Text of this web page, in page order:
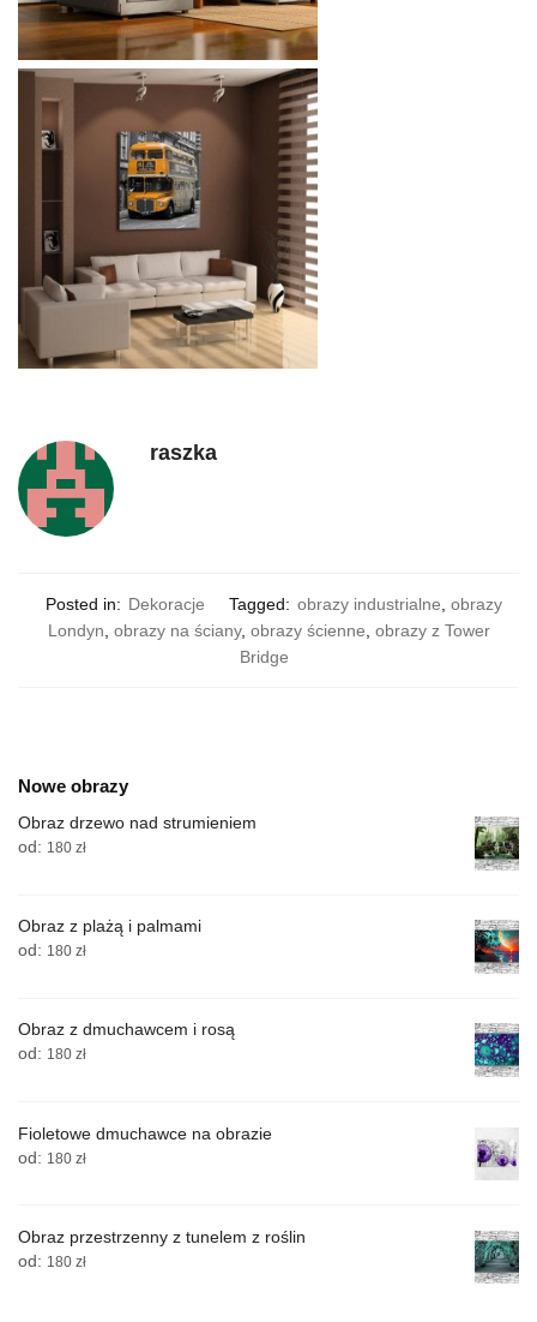
raszka
Posted in: Dekoracje Tagged: obrazy industrialne, obrazy
Londyn, obrazy na ściany, obrazy ścienne, obrazy z Tower
Bridge
Nowe obrazy
Obraz drzewo nad strumieniem
od: 180 zł
Obraz z plażą i palmami
od: 180 zł
Obraz z dmuchawcem i rosą
od: 180 zł
Fioletowe dmuchawce na obrazie
od: 180 zł
Obraz przestrzenny z tunelem z roślin
od: 180 zł